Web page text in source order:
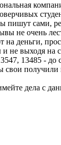
пишут сами,
не очень
деньги,
не выходя на
13485 - до
свои
дела с